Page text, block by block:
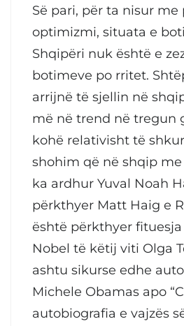
Së pari, për ta nisur me
optimizmi, situata e
Shqipëri nuk është e
botimeve po rritet.
arrijnë të sjellin në
më në trend në tregun
kohë relativisht të
shohim që në shqip
ka ardhur Yuval Noah
përkthyer Matt Haig e
është përkthyer
Nobel të këtij viti Olga
ashtu sikurse edhe
Michele Obamas apo
autobiografia e vajzës